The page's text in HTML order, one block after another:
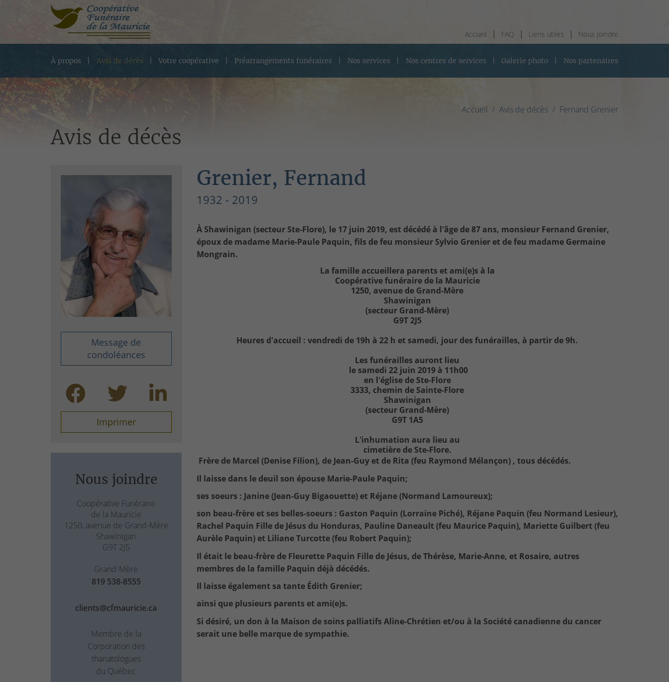
Accueil FAQ Liens utiles Nous joindre
À propos Avis de décès Votre coopérative Préarrangements funéraires Nos services Nos centres de services Galerie photo Nos partenaires
Accueil Avis de décès Fernand Grenier
Avis de décès
Message de
condoléances
Imprimer
Nous joindre
Coopérative Funéraire
de la Mauricie
1250, avenue de Grand-Mère
Shawinigan
G9T 2J5
Grand-Mère
819 538-8555
clients@cfmauricie.ca
Membre de la
Corporation des
thanatologues
du Québec
Grenier, Fernand
1932 - 2019
À Shawinigan (secteur Ste-Flore), le 17 juin 2019, est décédé à l'âge de 87 ans, monsieur Fernand Grenier,
époux de madame Marie-Paule Paquin, fils de feu monsieur Sylvio Grenier et de feu madame Germaine
Mongrain.
La famille accueillera parents et ami(e)s à la
Coopérative funéraire de la Mauricie
1250, avenue de Grand-Mère
Shawinigan
(secteur Grand-Mère)
G9T 2J5
Heures d'accueil : vendredi de 19h à 22 h et samedi, jour des funérailles, à partir de 9h.
Les funérailles auront lieu
le samedi 22 juin 2019 à 11h00
en l'église de Ste-Flore
3333, chemin de Sainte-Flore
Shawinigan
(secteur Grand-Mère)
G9T 1A5
L'inhumation aura lieu au
cimetière de Ste-Flore.
Frère de Marcel (Denise Filion), de Jean-Guy et de Rita (feu Raymond Mélançon) , tous décédés.
Il laisse dans le deuil son épouse Marie-Paule Paquin;
ses soeurs : Janine (Jean-Guy Bigaouette) et Réjane (Normand Lamoureux);
son beau-frère et ses belles-soeurs : Gaston Paquin (Lorraine Piché), Réjane Paquin (feu Normand Lesieur),
Rachel Paquin Fille de Jésus du Honduras, Pauline Daneault (feu Maurice Paquin), Mariette Guilbert (feu
Aurèle Paquin) et Liliane Turcotte (feu Robert Paquin);
Il était le beau-frère de Fleurette Paquin Fille de Jésus, de Thérèse, Marie-Anne, et Rosaire, autres
membres de la famille Paquin déjà décédés.
Il laisse également sa tante Édith Grenier;
ainsi que plusieurs parents et ami(e)s.
Si désiré, un don à la Maison de soins palliatifs Aline-Chrétien et/ou à la Société canadienne du cancer
serait une belle marque de sympathie.